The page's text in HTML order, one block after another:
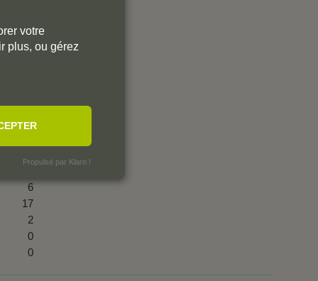
6
17
2
0
0
votre
plus, ou gérez
Propulsé par Klaro !